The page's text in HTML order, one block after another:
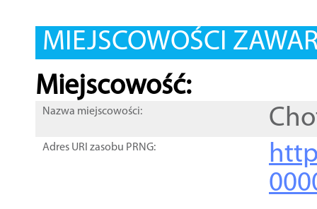
MIEJSCOWOŚCI
Miejscowość:
Nazwa miejscowości:
Adres URI zasobu PRNG: